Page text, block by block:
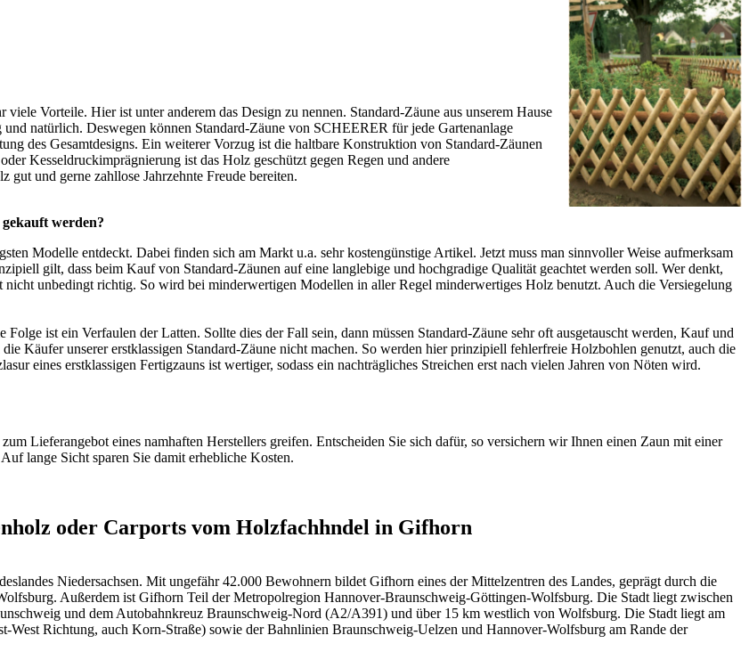
Vorteile. Hier ist unter anderem das Design zu nennen. Standard-Zäune aus unserem Hause
natürlich. Deswegen können Standard-Zäune von SCHEERER für jede Gartenanlage
des Gesamtdesigns. Ein weiterer Vorzug ist die haltbare Konstruktion von Standard-Zäunen
Kesseldruckimprägnierung ist das Holz geschützt gegen Regen und andere
gut und gerne zahllose Jahrzehnte Freude bereiten.
werden?
Modelle entdeckt. Dabei finden sich am Markt u.a. sehr kostengünstige Artikel. Jetzt muss man sinnvoller Weise aufmerksam
gilt, dass beim Kauf von Standard-Zäunen auf eine langlebige und hochgradige Qualität geachtet werden soll. Wer denkt,
nicht unbedingt richtig. So wird bei minderwertigen Modellen in aller Regel minderwertiges Holz benutzt. Auch die Versiegelung
ist ein Verfaulen der Latten. Sollte dies der Fall sein, dann müssen Standard-Zäune sehr oft ausgetauscht werden, Kauf und
Käufer unserer erstklassigen Standard-Zäune nicht machen. So werden hier prinzipiell fehlerfreie Holzbohlen genutzt, auch die
eines erstklassigen Fertigzauns ist wertiger, sodass ein nachträgliches Streichen erst nach vielen Jahren von Nöten wird.
Lieferangebot eines namhaften Herstellers greifen. Entscheiden Sie sich dafür, so versichern wir Ihnen einen Zaun mit einer
lange Sicht sparen Sie damit erhebliche Kosten.
oder Carports vom Holzfachhndel in Gifhorn
Niedersachsen. Mit ungefähr 42.000 Bewohnern bildet Gifhorn eines der Mittelzentren des Landes, geprägt durch die
Außerdem ist Gifhorn Teil der Metropolregion Hannover-Braunschweig-Göttingen-Wolfsburg. Die Stadt liegt zwischen
und dem Autobahnkreuz Braunschweig-Nord (A2/A391) und über 15 km westlich von Wolfsburg. Die Stadt liegt am
Richtung, auch Korn-Straße) sowie der Bahnlinien Braunschweig-Uelzen und Hannover-Wolfsburg am Rande der